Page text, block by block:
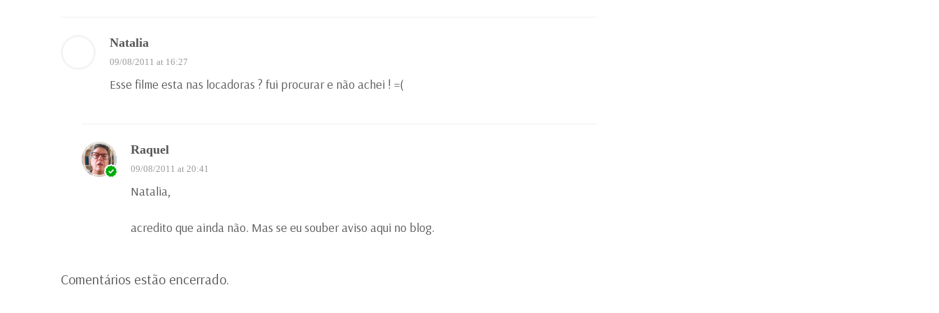
Natalia
09/08/2011 at 16:27
Esse filme esta nas locadoras ? fui procurar e não achei ! =(
Raquel
09/08/2011 at 20:41
Natalia,
acredito que ainda não. Mas se eu souber aviso aqui no blog.
Comentários estão encerrado.